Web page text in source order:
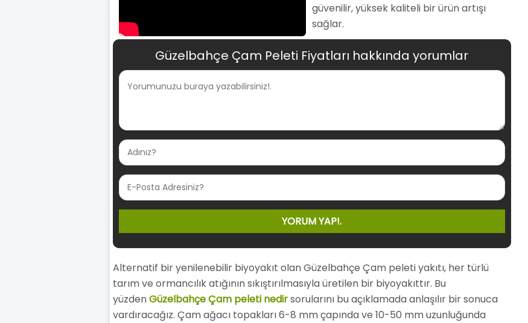
güvenilir, yüksek kaliteli bir ürün artışı
sağlar.
Güzelbahçe Çam Peleti Fiyatları hakkında yorumlar
Alternatif bir yenilenebilir biyoyakıt olan Güzelbahçe Çam peleti yakıtı, her türlü
tarım ve ormancılık atığının sıkıştırılmasıyla üretilen bir biyoyakıttır. Bu
yüzdenGüzelbahçe Çam peleti nedirsorularını bu açıklamada anlaşılır bir sonuca
vardıracağız. Çam ağacı topakları 6-8 mm çapında ve 10-50 mm uzunluğunda